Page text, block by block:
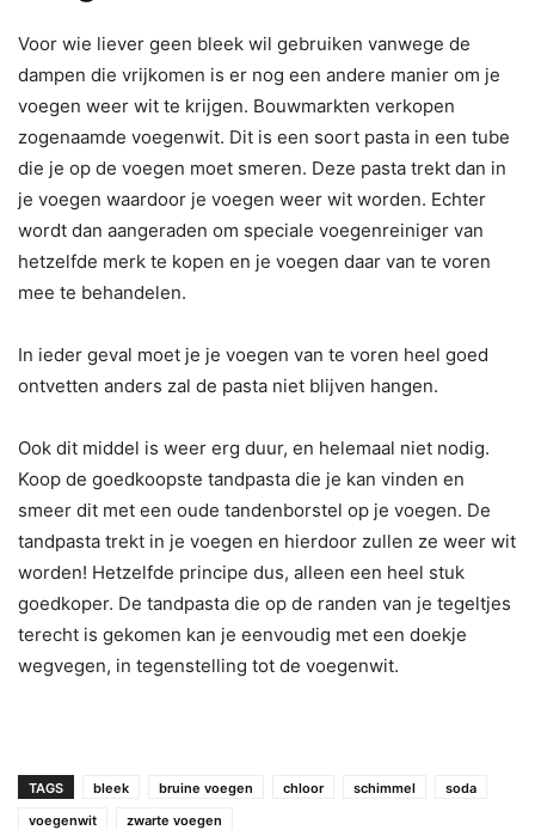
Voor wie liever geen bleek wil gebruiken vanwege de
dampen die vrijkomen is er nog een andere manier om je
voegen weer wit te krijgen. Bouwmarkten verkopen
zogenaamde voegenwit. Dit is een soort pasta in een tube
die je op de voegen moet smeren. Deze pasta trekt dan in
je voegen waardoor je voegen weer wit worden. Echter
wordt dan aangeraden om speciale voegenreiniger van
hetzelfde merk te kopen en je voegen daar van te voren
mee te behandelen.
In ieder geval moet je je voegen van te voren heel goed
ontvetten anders zal de pasta niet blijven hangen.
Ook dit middel is weer erg duur, en helemaal niet nodig.
Koop de goedkoopste tandpasta die je kan vinden en
smeer dit met een oude tandenborstel op je voegen. De
tandpasta trekt in je voegen en hierdoor zullen ze weer wit
worden! Hetzelfde principe dus, alleen een heel stuk
goedkoper. De tandpasta die op de randen van je tegeltjes
terecht is gekomen kan je eenvoudig met een doekje
wegvegen, in tegenstelling tot de voegenwit.
TAGS bleek bruine voegen chloor schimmel
soda
voegenwit
zwarte voegen